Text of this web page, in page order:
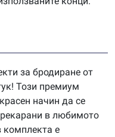
за бродиране от
Този премиум
начин да се
в любимото
комплекта е